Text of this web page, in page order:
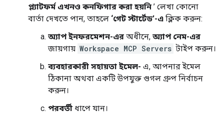
প্ল্যাটফর্ম এখনও কনফিগার করা হয়নি ’ লেখা কোনো
বার্তা দেখতে পান, তাহলে ‘গেট স্টার্টেড’-এ ক্লিক করুন:
অ্যাপ ইনফরমেশন-এর অধীনে, অ্যাপ নেম-এর
জায়গায় Workspace MCP Servers টাইপ করুন।
ব্যবহারকারী সহায়তা ইমেল- এ, আপনার ইমেল
ঠিকানা অথবা একটি উপযুক্ত গুগল গ্রুপ নির্বাচন
করুন।
পরবর্তী ধাপে যান।